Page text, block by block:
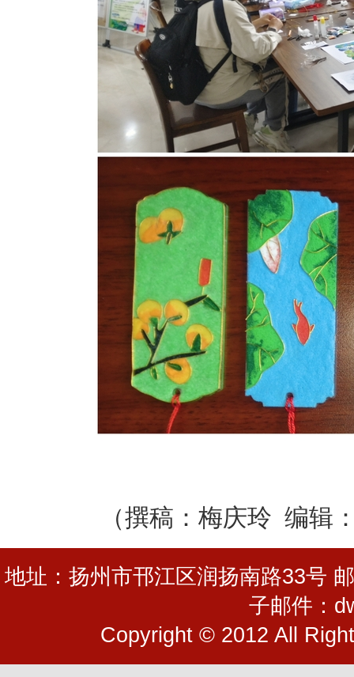
（撰稿：梅庆玲 编辑
地址：扬州市邗江区润扬南路33号
子邮件：
Copyright © 2012 All